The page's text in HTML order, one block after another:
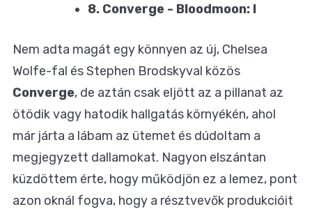
8. Converge - Bloodmoon: I
Nem adta magát egy könnyen az új, Chelsea
Wolfe-fal és Stephen Brodskyval közös
Converge, de aztán csak eljött az a pillanat az
ötödik vagy hatodik hallgatás környékén, ahol
már járta a lábam az ütemet és dúdoltam a
megjegyzett dallamokat. Nagyon elszántan
küzdöttem érte, hogy működjön ez a lemez, pont
azon oknál fogva, hogy a résztvevők produkcióit